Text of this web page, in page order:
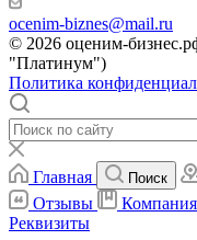
ocenim-biznes@mail.ru
© 2026 оценим-
"Платинум")
Политика
Главная Поиск
Отзывы
Компания
Реквизиты
Кинель
Кинешма
Киржач
Кириши
Киров
Кировск
Кисловодск
Клин
Клинцы